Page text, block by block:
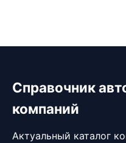
Справочник
компаний
Актуальный каталог